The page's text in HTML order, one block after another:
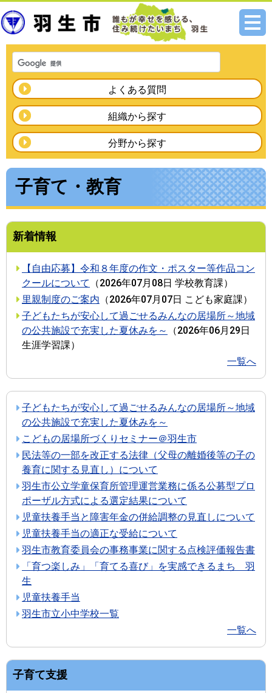
メニ
よくある質問
組織から探す
分野から探す
子育て・教育
新着情報
【自由応募】令和８年度の作文・ポスター等作品コン
クールについて
（2026年07月08日 学校教育課）
里親制度のご案内 （2026年07月07日 こども家庭課）
子どもたちが安心して過ごせるみんなの居場所～地域
の公共施設で充実した夏休みを～
（2026年06月29日
生涯学習課）
一覧へ
子どもたちが安心して過ごせるみんなの居場所～地域
の公共施設で充実した夏休みを～
こどもの居場所づくりセミナー＠羽生市
民法等の一部を改正する法律（父母の離婚後等の子の
養育に関する見直し）について
羽生市公立学童保育所管理運営業務に係る公募型プロ
ポーザル方式による選定結果について
児童扶養手当と障害年金の併給調整の見直しについて
児童扶養手当の適正な受給について
羽生市教育委員会の事務事業に関する点検評価報告書
「育つ楽しみ」「育てる喜び」を実感できるまち 羽
生
児童扶養手当
羽生市立小中学校一覧
一覧へ
子育て支援